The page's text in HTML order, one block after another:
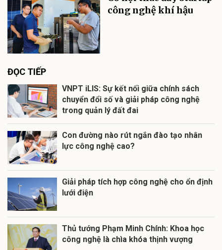
công nghệ khí hậu
ĐỌC TIẾP
VNPT iLIS: Sự kết nối giữa chính sách
chuyển đổi số và giải pháp công nghệ
trong quản lý đất đai
Con đường nào rút ngắn đào tạo nhân
lực công nghệ cao?
Giải pháp tích hợp công nghệ cho ổn định
lưới điện
Thủ tướng Phạm Minh Chính: Khoa học
công nghệ là chìa khóa thịnh vượng